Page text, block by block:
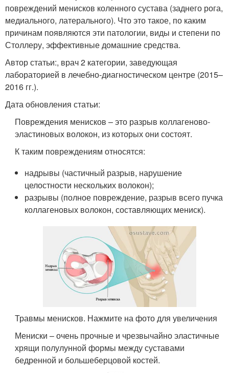
повреждений менисков коленного сустава (заднего рога,
медиального, латерального). Что это такое, по каким
причинам появляются эти патологии, виды и степени по
Столлеру, эффективные домашние средства.
Автор статьи:, врач 2 категории, заведующая
лабораторией в лечебно-диагностическом центре (2015–
2016 гг.).
Дата обновления статьи:
Повреждения менисков – это разрыв коллагеново-
эластиновых волокон, из которых они состоят.
К таким повреждениям относятся:
надрывы (частичный разрыв, нарушение
целостности нескольких волокон);
разрывы (полное повреждение, разрыв всего пучка
коллагеновых волокон, составляющих мениск).
Травмы менисков. Нажмите на фото для увеличения
Мениски – очень прочные и чрезвычайно эластичные
хрящи полулунной формы между суставами
бедренной и большеберцовой костей.